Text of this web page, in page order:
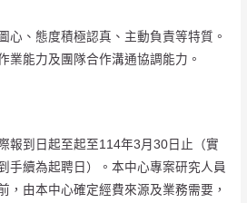
心、態度積極認真、主動負責等特質。
業能力及團隊合作溝通協調能力。
報到日起至起至114年3月30日止（實
手續為起聘日）。本中心專案研究人員
，由本中心確定經費來源及業務需要，